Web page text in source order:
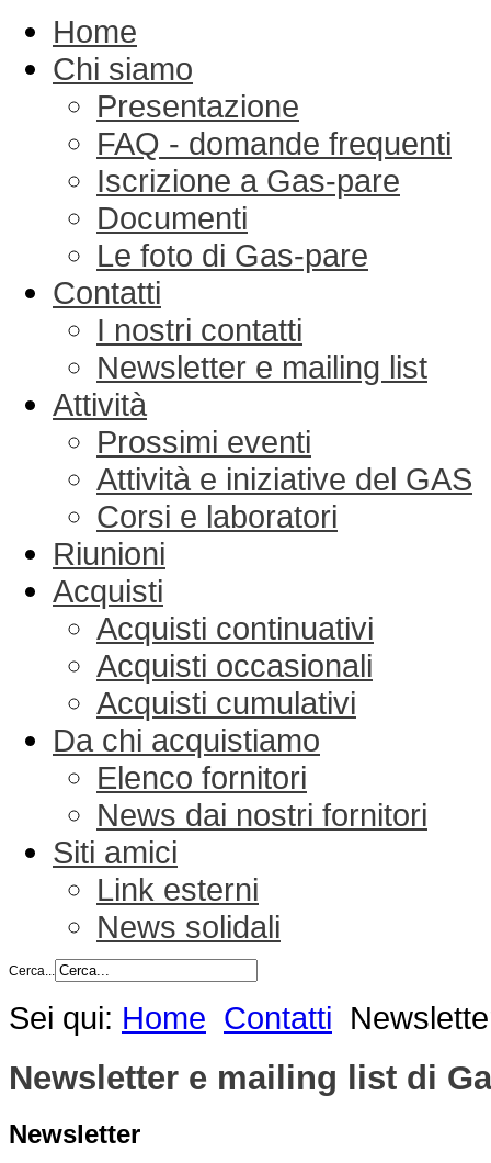
Home
Chi siamo
Presentazione
FAQ - domande frequenti
Iscrizione a Gas-pare
Documenti
Le foto di Gas-pare
Contatti
I nostri contatti
Newsletter e mailing list
Attività
Prossimi eventi
Attività e iniziative del GAS
Corsi e laboratori
Riunioni
Acquisti
Acquisti continuativi
Acquisti occasionali
Acquisti cumulativi
Da chi acquistiamo
Elenco fornitori
News dai nostri fornitori
Siti amici
Link esterni
News solidali
Cerca...
Sei qui: Home Contatti
Newsletter e mailing list di
Newsletter